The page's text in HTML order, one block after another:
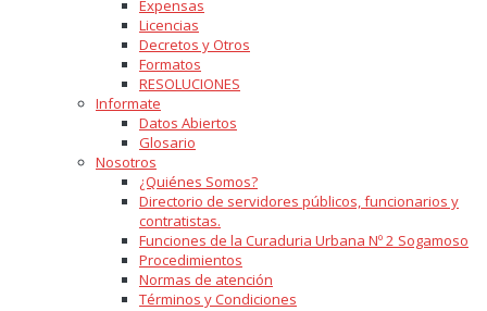
Expensas
Licencias
Decretos y Otros
Formatos
RESOLUCIONES
Informate
Datos Abiertos
Glosario
Nosotros
¿Quiénes Somos?
Directorio de servidores públicos, funcionarios y
contratistas.
Funciones de la Curaduria Urbana Nº 2 Sogamoso
Procedimientos
Normas de atención
Términos y Condiciones